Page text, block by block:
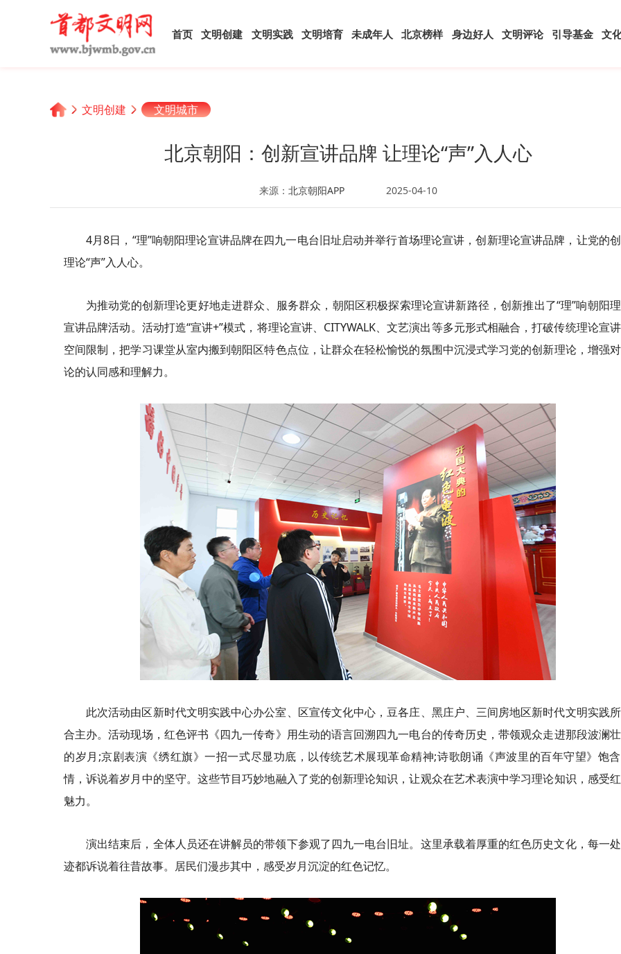
首页 文明创建 文明实践 文明培育 未成年人 北京榜样 身边好人 文明评论 引导基金 文
文明创建 文明城市
北京朝阳：创新宣讲品牌 让理论“声”入人心
来源： 北京朝阳APP 2025-04-10
4月8日，“理”响朝阳理论宣讲品牌在四九一电台旧址启动并举行首场理论宣讲，创新理论宣讲品牌，让党的
理论“声”入人心。
为推动党的创新理论更好地走进群众、服务群众，朝阳区积极探索理论宣讲新路径，创新推出了“理”响朝阳
宣讲品牌活动。活动打造“宣讲+”模式，将理论宣讲、CITYWALK、文艺演出等多元形式相融合，打破传统理论宣
空间限制，把学习课堂从室内搬到朝阳区特色点位，让群众在轻松愉悦的氛围中沉浸式学习党的创新理论，增强
论的认同感和理解力。
此次活动由区新时代文明实践中心办公室、区宣传文化中心，豆各庄、黑庄户、三间房地区新时代文明实践
合主办。活动现场，红色评书《四九一传奇》用生动的语言回溯四九一电台的传奇历史，带领观众走进那段波澜
的岁月;京剧表演《绣红旗》一招一式尽显功底，以传统艺术展现革命精神;诗歌朗诵《声波里的百年守望》饱
情，诉说着岁月中的坚守。这些节目巧妙地融入了党的创新理论知识，让观众在艺术表演中学习理论知识，感受
魅力。
演出结束后，全体人员还在讲解员的带领下参观了四九一电台旧址。这里承载着厚重的红色历史文化，每一
迹都诉说着往昔故事。居民们漫步其中，感受岁月沉淀的红色记忆。